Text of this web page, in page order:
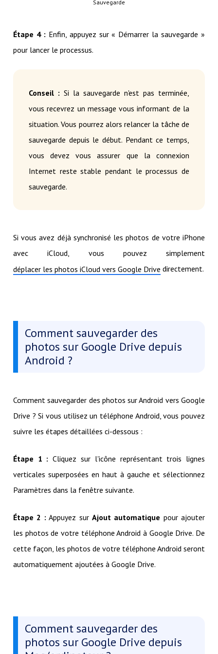
Sauvegarde
Étape 4 : Enfin, appuyez sur « Démarrer la sauvegarde »
pour lancer le processus.
Conseil : Si la sauvegarde n'est pas terminée,
vous recevrez un message vous informant de la
situation. Vous pourrez alors relancer la tâche de
sauvegarde depuis le début. Pendant ce temps,
vous devez vous assurer que la connexion
Internet reste stable pendant le processus de
sauvegarde.
Si vous avez déjà synchronisé les photos de votre iPhone
avec iCloud, vous pouvez simplement
déplacer les photos iCloud vers Google Drive directement.
Comment sauvegarder des
photos sur Google Drive depuis
Android ?
Comment sauvegarder des photos sur Android vers Google
Drive ? Si vous utilisez un téléphone Android, vous pouvez
suivre les étapes détaillées ci-dessous :
Étape 1 : Cliquez sur l'icône représentant trois lignes
verticales superposées en haut à gauche et sélectionnez
Paramètres dans la fenêtre suivante.
Étape 2 : Appuyez sur Ajout automatique pour ajouter
les photos de votre téléphone Android à Google Drive. De
cette façon, les photos de votre téléphone Android seront
automatiquement ajoutées à Google Drive.
Comment sauvegarder des
photos sur Google Drive depuis